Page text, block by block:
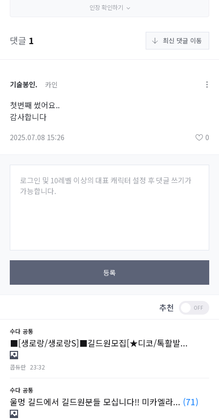
인장 확인하기
댓글 1 최신 댓글 이동
기술봉인. 카인
첫번째 썼어요..
감사합니다
2025.07.08 15:26 0
로그인 및 10레벨 이상의 대표 캐릭터 설정 후 댓글 쓰기가
가능합니다.
등록
추천
수다 공통
■[생로랑/생로랑S]■길드원모집[★디코/톡활발...
콥듀란 23:32
수다 공통
울멍 길드에서 길드원분들 모십니다!! 미카엘라... (71)